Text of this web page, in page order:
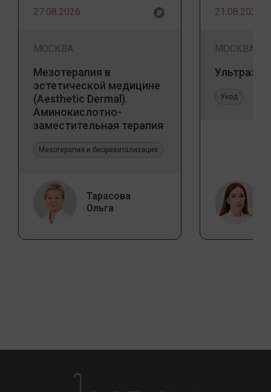
27.08.2026
МОСКВА
Мезотерапия в
эстетической медицине
(Aesthetic Dermal).
Аминокислотно-
заместительная терапия
Мезотерапия и биоревитализация
Тарасова
Ольга
21.08.2026
МОСКВА
Уход